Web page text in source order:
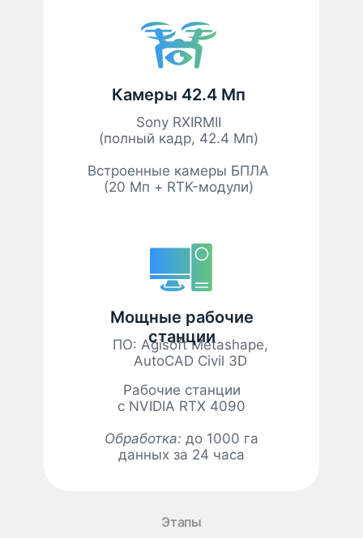
Камеры 42.4 Мп
Sony RXIRMII
(полный кадр, 42.4 Мп)
Встроенные камеры БПЛА
(20 Мп + RTK-модули)
Мощные рабочие
станции
ПО: Agisoft Metashape,
AutoCAD Civil 3D
Рабочие станции
с NVIDIA RTX 4090
Обработка: до 1000 га
данных за 24 часа
Этапы